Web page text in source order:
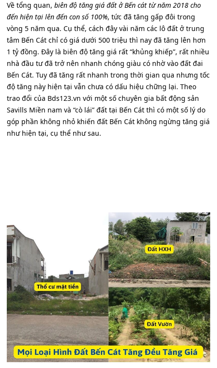
Về tổng quan, biên độ tăng giá đất ở Bến cát từ năm 2018 cho
đến hiện tại lên đến con số 100%, tức đã tăng gấp đôi trong
vòng 5 năm qua. Cụ thể, cách đây vài năm các lô đất ở trung
tâm Bến Cát chỉ có giá dưới 500 triệu thì nay đã tăng lên hơn
1 tỷ đồng. Đây là biên độ tăng giá rất “khủng khiếp”, rất nhiều
nhà đầu tư đã trở nên nhanh chóng giàu có nhờ vào đất đai
Bến Cát. Tuy đã tăng rất nhanh trong thời gian qua nhưng tốc
độ tăng này hiện tại vẫn chưa có dấu hiệu chững lại. Theo
trao đổi của Bds123.vn với một số chuyên gia bất động sản
Savills Miền nam và “cò lái” đất tại Bến Cát thì có một số lý do
góp phần không nhỏ khiến đất Bến Cát không ngừng tăng giá
như hiện tại, cụ thể như sau.